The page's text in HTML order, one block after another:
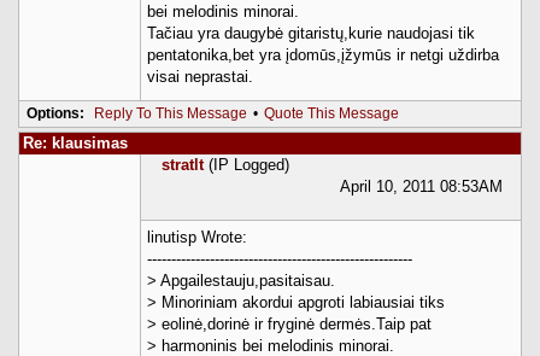
bei melodinis minorai.
Tačiau yra daugybė gitaristų,kurie naudojasi tik
pentatonika,bet yra įdomūs,įžymūs ir netgi uždirba
visai neprastai.
Options: Reply To This Message • Quote This Message
Re: klausimas
stratlt (IP Logged)
April 10, 2011 08:53AM
linutisp Wrote:
-------------------------------------------------------
> Apgailestauju,pasitaisau.
> Minoriniam akordui apgroti labiausiai tiks
> eolinė,dorinė ir fryginė dermės.Taip pat
> harmoninis bei melodinis minorai.